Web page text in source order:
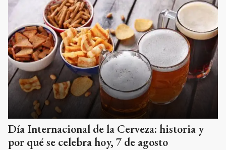
Día Internacional de la Cerveza: historia y
por qué se celebra hoy, 7 de agosto